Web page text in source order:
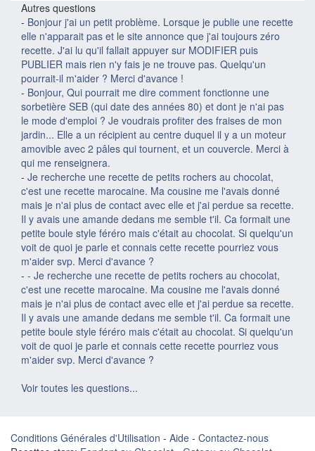
Autres questions
- Bonjour j'ai un petit problème. Lorsque je publie une recette
elle n'apparait pas et le site annonce que j'ai toujours zéro
recette. J'ai lu qu'il fallait appuyer sur MODIFIER puis
PUBLIER mais rien n'y fais je ne trouve pas. Quelqu'un
pourrait-il m'aider ? Merci d'avance !
- Bonjour, Qui pourrait me dire comment fonctionne une
sorbetière SEB (qui date des années 80) et dont je n'ai pas
le mode d'emploi ? Je voudrais profiter des fraises de mon
jardin... Elle a un récipient au centre duquel il y a un moteur
amovible avec 2 pâles qui tournent, et un couvercle. Merci à
qui me renseignera.
- Je recherche une recette de petits rochers au chocolat,
c'est une recette marocaine. Ma cousine me l'avais donné
mais je n'ai plus de contact avec elle et j'ai perdue sa recette.
Il y avais une amande dedans me semble t'il. Ca formait une
petite boule style féréro mais c'était au chocolat. Si quelqu'un
voit de quoi je parle et connais cette recette pourriez vous
m'aider svp. Merci d'avance ?
- - Je recherche une recette de petits rochers au chocolat,
c'est une recette marocaine. Ma cousine me l'avais donné
mais je n'ai plus de contact avec elle et j'ai perdue sa recette.
Il y avais une amande dedans me semble t'il. Ca formait une
petite boule style féréro mais c'était au chocolat. Si quelqu'un
voit de quoi je parle et connais cette recette pourriez vous
m'aider svp. Merci d'avance ?
Voir toutes les questions...
Conditions Générales d'Utilisation - Aide - Contactez-nous